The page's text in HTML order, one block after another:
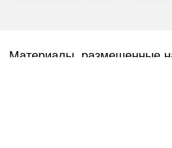
Материалы, размещенные